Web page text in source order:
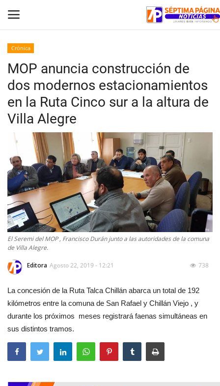
Inicio
Crónica
Policial
Tribunales
Deporte
Política
Espectáculos
Crónica
MOP anuncia construcción de
dos modernos estacionamientos
en la Ruta Cinco sur a la altura de
Villa Alegre
El Seremi del MOP , Francisco Durán junto a las autoridades de la comuna
de Villa Alegre.
Editora Agosto 22, 2019 - 12:21 738
La concesión de la Ruta Talca Chillán abarca un total de 192
kilómetros entre la comuna de San Rafael y Chillán Viejo , y
durante los próximos meses registrará faenas simultáneas en
sus distintos tramos.